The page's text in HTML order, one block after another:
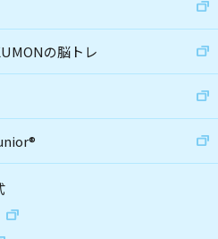
の脳トレ
®